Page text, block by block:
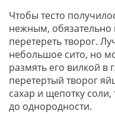
Чтобы тесто
нежным, обязательно
перетереть творог.
небольшое сито, но
размять его вилкой в
перетертый творог
сахар и щепотку
до однородности.